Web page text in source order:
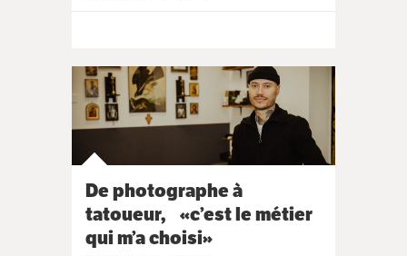
De photographe à
tatoueur, «c’est le métier
qui m’a choisi»